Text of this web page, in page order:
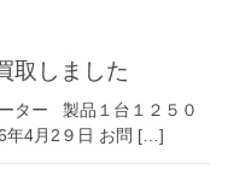
取しました
ター 製品１台１２５０
4月2９日 お問 […]